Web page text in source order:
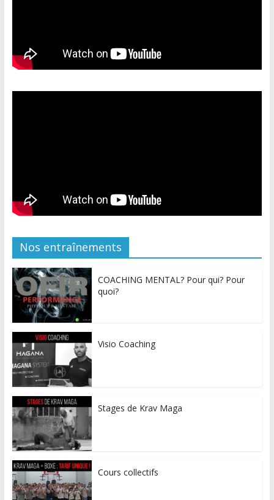
Nos entraînements
COACHING MENTAL? Pour qui? Pour
quoi?
Visio Coaching
Stages de Krav Maga
Cours collectifs